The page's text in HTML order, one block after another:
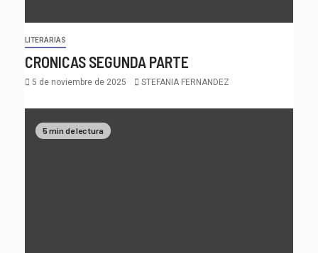
LITERARIAS
CRONICAS SEGUNDA PARTE
5 de noviembre de 2025 STEFANIA FERNANDEZ
5 min de lectura